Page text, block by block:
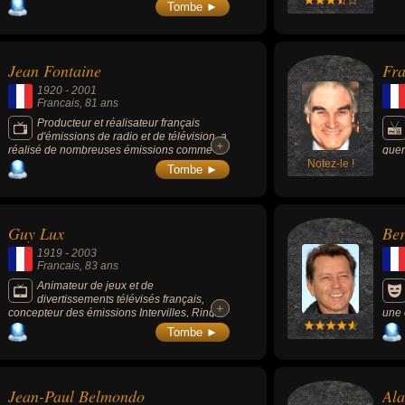
Tombe ►
Jean Fontaine
1920 - 2001
Francais, 81 ans
Producteur et réalisateur français
d'émissions de radio et de télévision, a
réalisé de nombreuses émissions comme «
Discoparade » (radio), « Allegro » (tv) et
animé les émissions « Prestige de la
+
+
Tombe ► Notez-le !
à
au
Guy Lux
1919 - 2003
Francais, 83 ans
Animateur de jeux et de
divertissements télévisés français,
concepteur des émissions Intervilles, Ring
parade et la Classe, il a inventé et créé au
total plus de 50 émissions de radio et de
+
+
Tombe ►
une
Jean-Paul Belmondo